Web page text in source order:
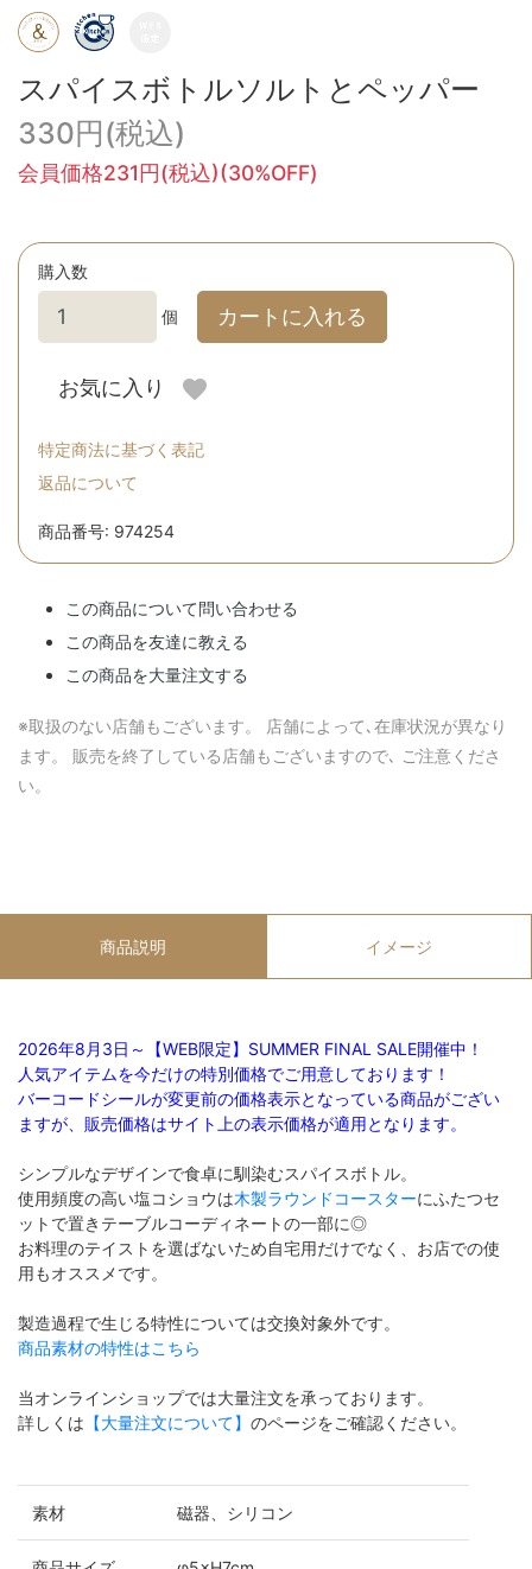
スパイスボトルソルトとペッパー
330円(税込)
会員価格231円(税込)(30%OFF)
購入数
個 カートに入れる
お気に入り
特定商法に基づく表記
返品について
商品番号: 974254
この商品について問い合わせる
この商品を友達に教える
この商品を大量注文する
※取扱のない店舗もございます。 店舗によって､在庫状況が異なり
ます。 販売を終了している店舗もございますので､ ご注意くださ
い。
商品説明 イメージ
2026年8月3日～【WEB限定】SUMMER FINAL SALE開催中！
人気アイテムを今だけの特別価格でご用意しております！
バーコードシールが変更前の価格表示となっている商品がござい
ますが、販売価格はサイト上の表示価格が適用となります。
シンプルなデザインで食卓に馴染むスパイスボトル。
使用頻度の高い塩コショウは木製ラウンドコースターにふたつセ
ットで置きテーブルコーディネートの一部に◎
お料理のテイストを選ばないため自宅用だけでなく、お店での使
用もオススメです。
製造過程で生じる特性については交換対象外です。
商品素材の特性はこちら
当オンラインショップでは大量注文を承っております。
詳しくは 【大量注文について】 のページをご確認ください。
素材 磁器、シリコン